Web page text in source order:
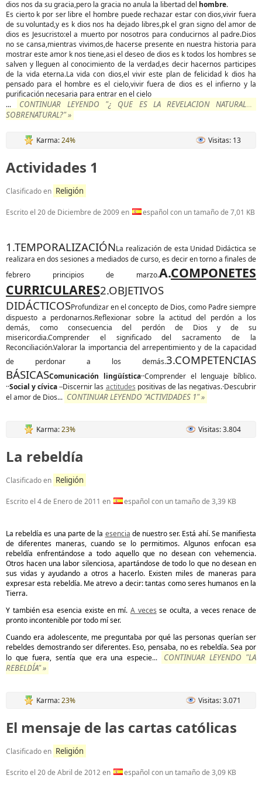
dios nos da su gracia,pero la gracia no anula la libertad del hombre.
Es cierto k por ser libre el hombre puede rechazar estar con dios,vivir fuera
de su voluntad,y es k dios nos ha dejado libres,pk el gran signo del amor de
dios es Jesucristo:el a muerto por nosotros para conducirnos al padre.Dios
no se cansa,mientras vivimos,de hacerse presente en nuestra historia para
mostrar este amor k nos tiene,asi el deseo de dios es k todos los hombres se
salven y lleguen al conocimiento de la verdad,es decir hacernos participes
de la vida eterna.La vida con dios,el vivir este plan de felicidad k dios ha
pensado para el hombre es el cielo,vivir fuera de dios es el infierno y la
purificación necesaria para entrar en el cielo
...
CONTINUAR LEYENDO "¿ QUE ES LA REVELACION NATURAL Y
SOBRENATURAL?" »
Karma:24% Visitas: 13
Actividades 1
Clasificado en Religión
Escrito el 20 de Diciembre de 2009en español con un tamaño de 7,01 KB
1.TEMPORALIZACIÓNLa realización de esta Unidad Didáctica se
realizara en dos sesiones a mediados de curso, es decir en torno a finales de
febrero principios de marzo.A.COMPONETES
CURRICULARES2.OBJETIVOS
DIDÁCTICOSProfundizar en el concepto de Dios, como Padre siempre
dispuesto a perdonarnos.Reflexionar sobre la actitud del perdón a los
demás, como consecuencia del perdón de Dios y de su
misericordia.Comprender el significado del sacramento de la
Reconciliación.Valorar la importancia del arrepentimiento y de la capacidad
de perdonar a los demás.3.COMPETENCIAS
BÁSICASComunicación lingüística··Comprender el lenguaje bíblico.
··Social y cívica ··Discernir las actitudes positivas de las negativas.·Descubrir
el amor de Dios... CONTINUAR LEYENDO "ACTIVIDADES 1" »
Karma:23% Visitas: 3.804
La rebeldía
Clasificado en Religión
Escrito el 4 de Enero de 2011 en español con un tamaño de 3,39 KB
La rebeldía es una parte de la esencia de nuestro ser. Está ahí. Se manifiesta
de diferentes maneras, cuando se lo permitimos. Algunos enfocan esa
rebeldía enfrentándose a todo aquello que no desean con vehemencia.
Otros hacen una labor silenciosa, apartándose de todo lo que no desean en
sus vidas y ayudando a otros a hacerlo. Existen miles de maneras para
expresar esta rebeldía. Me atrevo a decir: tantas como seres humanos en la
Tierra.
Y también esa esencia existe en mí. A veces se oculta, a veces renace de
pronto incontenible por todo mí ser.
Cuando era adolescente, me preguntaba por qué las personas querían ser
rebeldes demostrando ser diferentes. Eso, pensaba, no es rebeldía. Sea por
lo que fuera, sentía que era una especie...
CONTINUAR LEYENDO "LA
REBELDÍA" »
Karma:23% Visitas: 3.071
El mensaje de las cartas católicas
Clasificado en Religión
Escrito el 20 de Abril de 2012en español con un tamaño de 3,09 KB